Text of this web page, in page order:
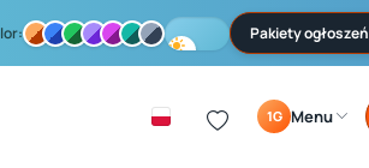
Pakiety ogłoszeń
1G Menu